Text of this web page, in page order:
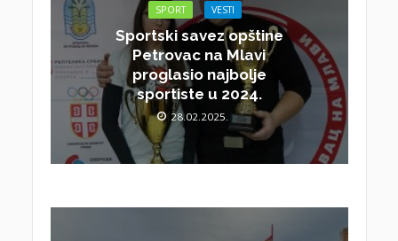
SPORT VESTI
Sportski savez opštine
Petrovac na Mlavi
proglasio najbolje
sportiste u 2024.
28.02.2025.